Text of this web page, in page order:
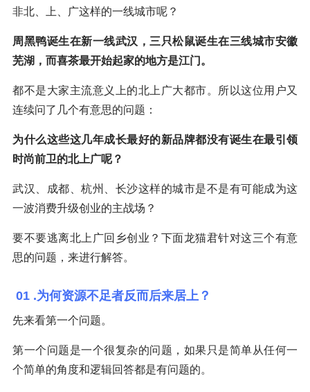
非北、上、广这样的一线城市呢？
周黑鸭诞生在新一线武汉，三只松鼠诞生在三线城市安徽
芜湖，而喜茶最开始起家的地方是江门。
都不是大家主流意义上的北上广大都市。所以这位用户又
连续问了几个有意思的问题：
为什么这些这几年成长最好的新品牌都没有诞生在最引领
时尚前卫的北上广呢？
武汉、成都、杭州、长沙这样的城市是不是有可能成为这
一波消费升级创业的主战场？
要不要逃离北上广回乡创业？下面龙猫君针对这三个有意
思的问题，来进行解答。
01 .为何资源不足者反而后来居上？
先来看第一个问题。
第一个问题是一个很复杂的问题，如果只是简单从任何一
个简单的角度和逻辑回答都是有问题的。